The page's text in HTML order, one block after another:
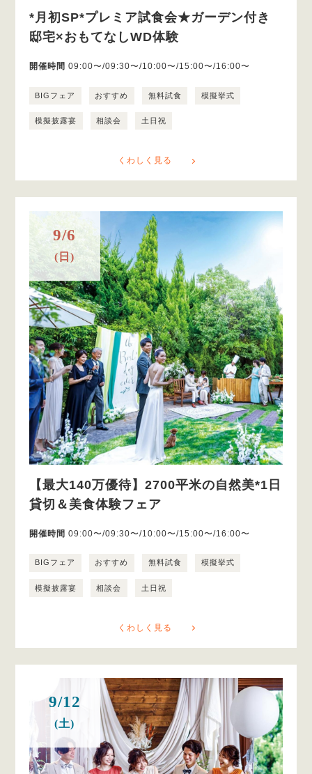
*月初SP*プレミア試食会★ガーデン付き
邸宅×おもてなしWD体験
開催時間 09:00〜/09:30〜/10:00〜/15:00〜/16:00〜
BIGフェア おすすめ 無料試食 模擬挙式
模擬披露宴 相談会 土日祝
くわしく見る
9/6
(日)
【最大140万優待】2700平米の自然美*1日
貸切＆美食体験フェア
開催時間 09:00〜/09:30〜/10:00〜/15:00〜/16:00〜
BIGフェア おすすめ 無料試食 模擬挙式
模擬披露宴 相談会 土日祝
くわしく見る
9/12
(土)